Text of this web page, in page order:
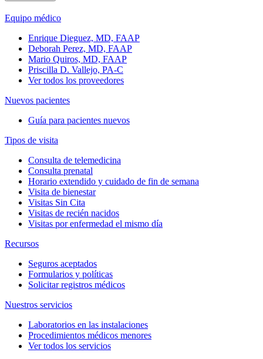
Equipo médico
Enrique Dieguez, MD, FAAP
Deborah Perez, MD, FAAP
Mario Quiros, MD, FAAP
Priscilla D. Vallejo, PA-C
Ver todos los proveedores
Nuevos pacientes
Guía para pacientes nuevos
Tipos de visita
Consulta de telemedicina
Consulta prenatal
Horario extendido y cuidado de fin de semana
Visita de bienestar
Visitas Sin Cita
Visitas de recién nacidos
Visitas por enfermedad el mismo día
Recursos
Seguros aceptados
Formularios y políticas
Solicitar registros médicos
Nuestros servicios
Laboratorios en las instalaciones
Procedimientos médicos menores
Ver todos los servicios